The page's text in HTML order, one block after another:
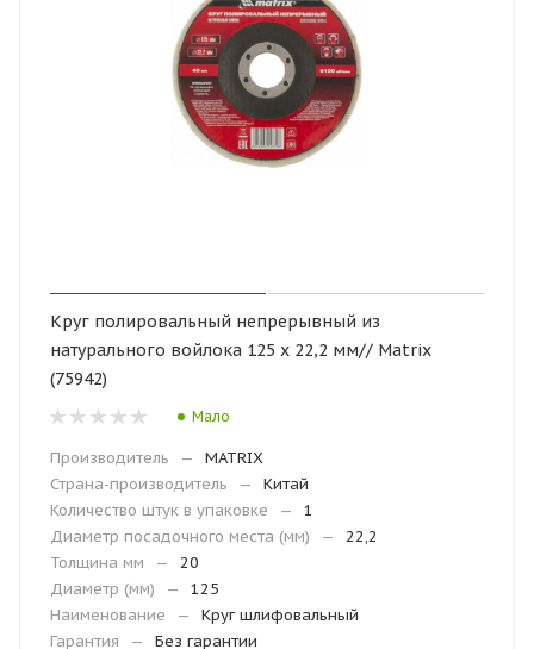
Круг полировальный непрерывный из
натурального войлока 125 х 22,2 мм// Matrix
(75942)
Мало
Производитель —
MATRIX
Страна-производитель
—
Китай
Количество штук в упаковке
—
1
Диаметр посадочного места (мм)
—
22,2
Толщина мм
—
20
Диаметр (мм)
—
125
Наименование
—
Круг шлифовальный
Гарантия
—
Без гарантии